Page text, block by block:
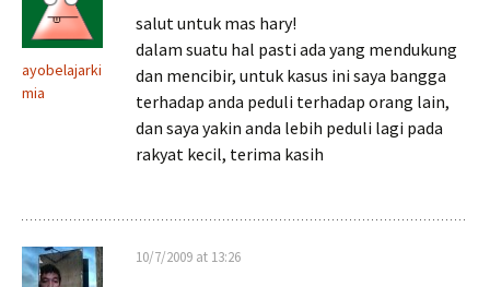
ayobelajarki
mia
salut untuk mas hary!
dalam suatu hal pasti ada yang mendukung
dan mencibir, untuk kasus ini saya bangga
terhadap anda peduli terhadap orang lain,
dan saya yakin anda lebih peduli lagi pada
rakyat kecil, terima kasih
10/7/2009 at 13:26